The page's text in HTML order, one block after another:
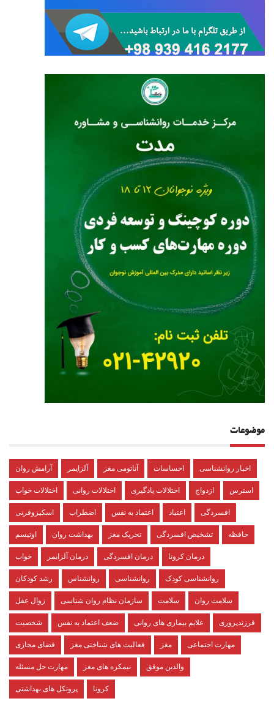
موضوعات
آرامش روان آلزایمر آناتومی مغز احساسات اخبار روانشناسی
اختلالات خواب اختلالات روانی اختلالات یادگیری ازدواج استرس
اسکیزوفرنی اضطراب اعتماد به نفس اعتیاد افسردگی
اوتیسم بهداشت روان تحریک مغز تشخیص افسردگی حافظه
خواب درمان آلزایمر درمان افسردگی درمان کرونا
رشد کودکان روانشناس روانشناسی روانشناسی کودک
زوال عقل سازمان نظام روان شناسی سلامت سلامت روان
شخصیت ضعف اعتماد به نفس علایم بیماری های روانی فرزندپروری
فضای مجازی فعالیت های شناختی مغز مغز مهارت اجتماعی
مهارت حل مسئله نیمکره های مغز والدین موفق
پروتکل های بهداشتی کرونا